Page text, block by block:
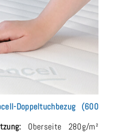
Doppeltuchbezug (600
Oberseite 280g/m²